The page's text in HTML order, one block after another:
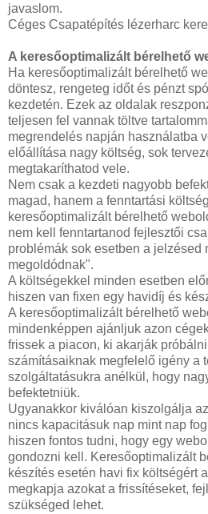
javaslom.
Céges Csapatépítés lézerharc
A keresőoptimalizált bérelhető
Ha keresőoptimalizált bérelhető
döntesz, rengeteg időt és pénzt
kezdetén. Ezek az oldalak
teljesen fel vannak töltve
megrendelés napján használatba
előállítása nagy költség, sok
megtakaríthatod vele.
Nem csak a kezdeti nagyobb
magad, hanem a fenntartási
keresőoptimalizált bérelhető
nem kell fenntartanod fejlesztői
problémák sok esetben a jelzésed
megoldódnak".
A költségekkel minden esetben
hiszen van fixen egy havidíj és
A keresőoptimalizált bérelhető
mindenképpen ajánljuk azon
frissek a piacon, ki akarják
számításaiknak megfelelő igény a
szolgáltatásukra anélkül, hogy
befektetniük.
Ugyanakkor kiválóan kiszolgálja
nincs kapacitásuk nap mint nap
hiszen fontos tudni, hogy egy
gondozni kell. Keresőoptimalizált
készítés esetén havi fix költségért
megkapja azokat a frissítéseket,
szükséged lehet.